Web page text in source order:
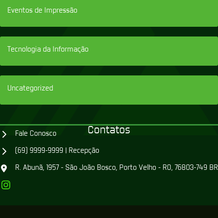
Eventos de Impressão
Tecnologia da Informação
Uncategorized
Contatos
Fale Conosco
(69) 9999-9999 | Recepção
R. Abunã, 1957 - São João Bosco, Porto Velho - RO, 76803-749 BR
Instagram